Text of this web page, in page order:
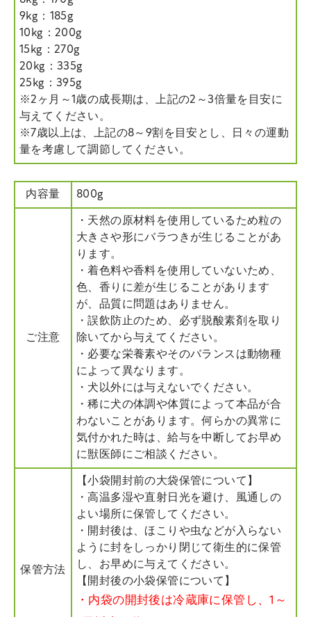
9kg：185g
10kg：200g
15kg：270g
20kg：335g
25kg：395g
※2ヶ月～1歳の成長期は、上記の2～3倍量を目安に
与えてください。
※7歳以上は、上記の8～9割を目安とし、日々の運動
量を考慮して調節してください。
内容量 800g
ご注意
・天然の原材料を使用しているため粒の
大きさや形にバラつきが生じることがあ
ります。
・着色料や香料を使用していないため、
色、香りに差が生じることがあります
が、品質に問題はありません。
・誤飲防止のため、必ず脱酸素剤を取り
除いてから与えてください。
・必要な栄養素やそのバランスは動物種
によって異なります。
・犬以外には与えないでください。
・稀に犬の体調や体質によって本品が合
わないことがあります。何らかの異常に
気付かれた時は、給与を中断してお早め
に獣医師にご相談ください。
保管方法
【小袋開封前の大袋保管について】
・高温多湿や直射日光を避け、風通しの
よい場所に保管してください。
・開封後は、ほこりや虫などが入らない
ように封をしっかり閉じて衛生的に保管
し、お早めに与えてください。
【開封後の小袋保管について】
・内袋の開封後は冷蔵庫に保管し、1～